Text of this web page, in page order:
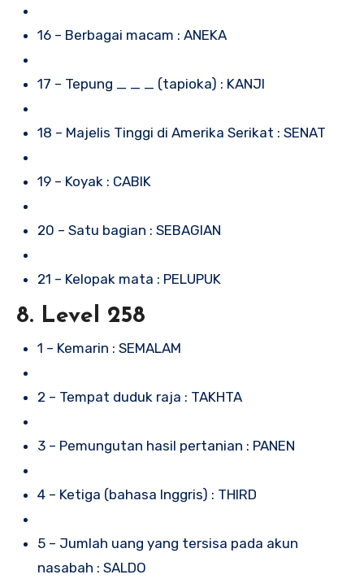
16 – Berbagai macam : ANEKA
17 – Tepung _ _ _ (tapioka) : KANJI
18 – Majelis Tinggi di Amerika Serikat : SENAT
19 – Koyak : CABIK
20 – Satu bagian : SEBAGIAN
21 – Kelopak mata : PELUPUK
8. Level 258
1 – Kemarin : SEMALAM
2 – Tempat duduk raja : TAKHTA
3 – Pemungutan hasil pertanian : PANEN
4 – Ketiga (bahasa Inggris) : THIRD
5 – Jumlah uang yang tersisa pada akun
nasabah : SALDO